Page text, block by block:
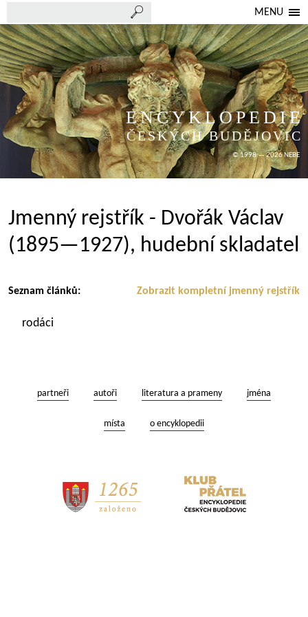
MENU
ENCYKLOPEDIE
ČESKÝCH BUDĚJOVIC
© 1998 — 2026 NEBE
Jmenný rejstřík - Dvořák Václav
(1895—1927), hudební skladatel
Zobrazit kompletní jmenný rejstřík
Seznam článků:
rodáci
partneři autoři literatura a prameny jména
místa o encyklopedii